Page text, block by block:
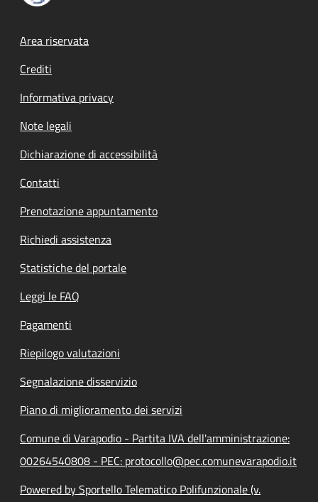
Footer menu
Area riservata
Crediti
Informativa privacy
Note legali
Dichiarazione di accessibilità
Contatti
Prenotazione appuntamento
Richiedi assistenza
Statistiche del portale
Leggi le FAQ
Pagamenti
Riepilogo valutazioni
Segnalazione disservizio
Piano di miglioramento dei servizi
Comune di Varapodio - Partita IVA dell'amministrazione:
00264540808 - PEC: protocollo@pec.comunevarapodio.it
Powered by Sportello Telematico Polifunzionale (v.